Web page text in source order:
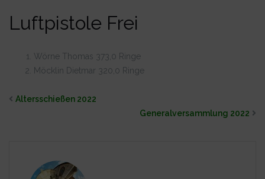
Luftpistole Frei
Wörne Thomas 373,0 Ringe
Möcklin Dietmar 320,0 Ringe
Altersschießen 2022
Generalver­sammlung 2022